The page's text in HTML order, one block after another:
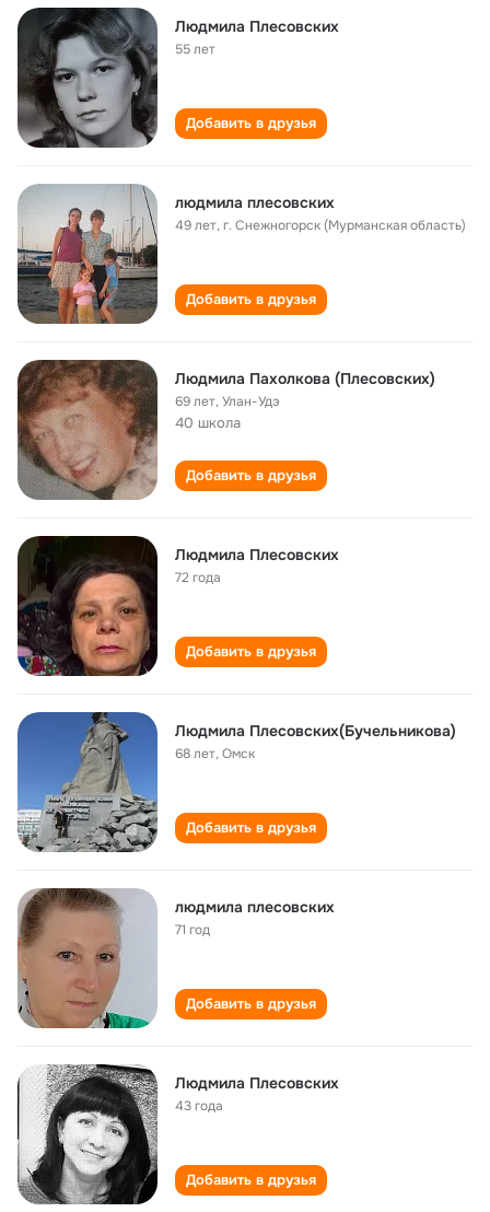
Людмила Плесовских
55 лет
Добавить в друзья
людмила плесовских
49 лет,г. Снежногорск (Мурманская область)
Добавить в друзья
Людмила Пахолкова (Плесовских)
69 лет,Улан-Удэ
40 школа
Добавить в друзья
Людмила Плесовских
72 года
Добавить в друзья
Людмила Плесовских(Бучельникова)
68 лет,Омск
Добавить в друзья
людмила плесовских
71 год
Добавить в друзья
Людмила Плесовских
43 года
Добавить в друзья